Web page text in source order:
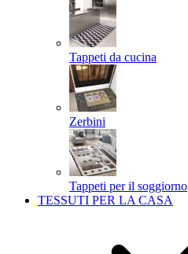
Tappeti da cucina
Zerbini
Tappeti per il soggiorno
TESSUTI PER LA CASA